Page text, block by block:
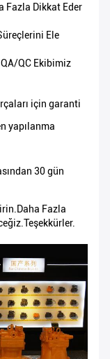
Fazla Dikkat Eder
Ele
QC Ekibimiz
için garanti
yapılanma
30 gün
Fazla